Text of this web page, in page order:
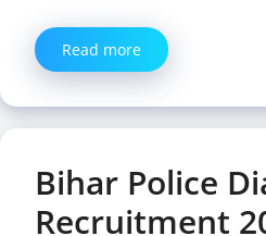
Read more
Bihar Police
Recruitment